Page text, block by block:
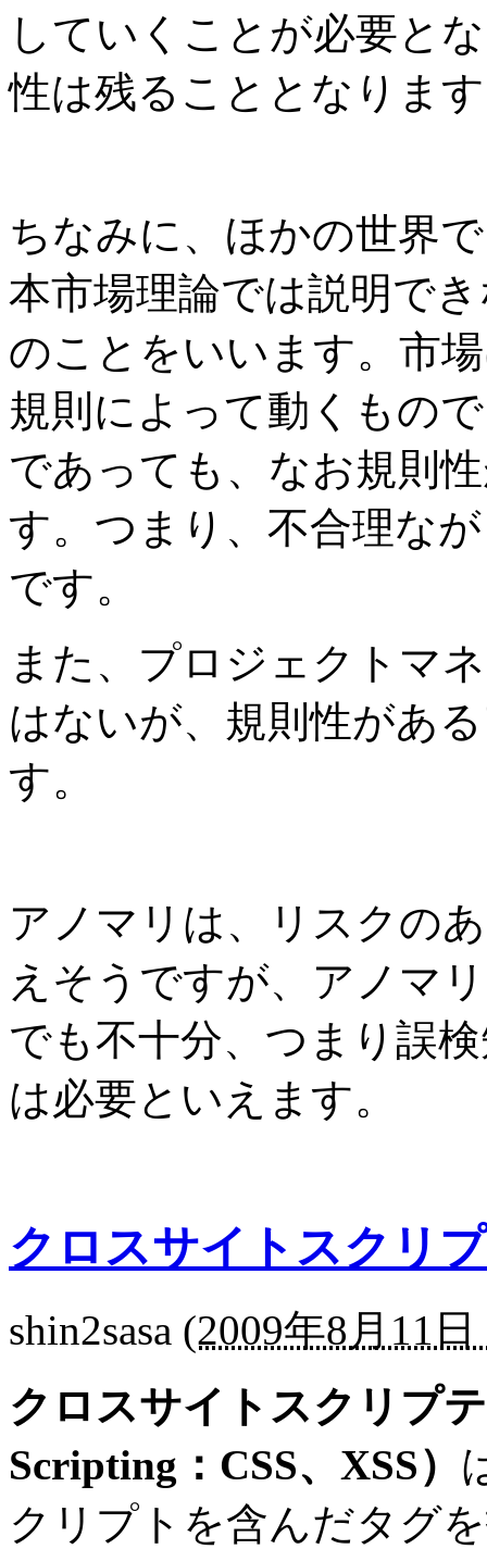
していくことが必要と
性は残ることとなりま
ちなみに、ほかの世界
本市場理論では説明で
のことをいいます。市
規則によって動くもの
であっても、なお規則
す。つまり、不合理な
です。
また、プロジェクトマ
はないが、規則性があ
す。
アノマリは、リスクの
えそうですが、アノマ
でも不十分、つまり誤
は必要といえます。
クロスサイトスクリ
shin2sasa (2009年8月11日
クロスサイトスクリプ
Scripting：CSS、XSS）
クリプトを含んだタグ